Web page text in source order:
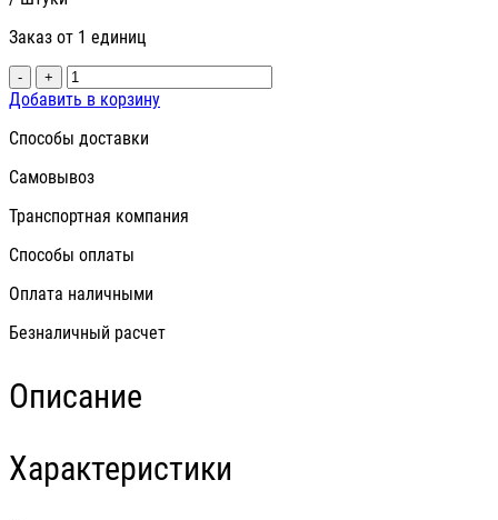
Заказ от 1 единиц
- +
Добавить в корзину
Способы доставки
Самовывоз
Транспортная компания
Способы оплаты
Оплата наличными
Безналичный расчет
Описание
Характеристики